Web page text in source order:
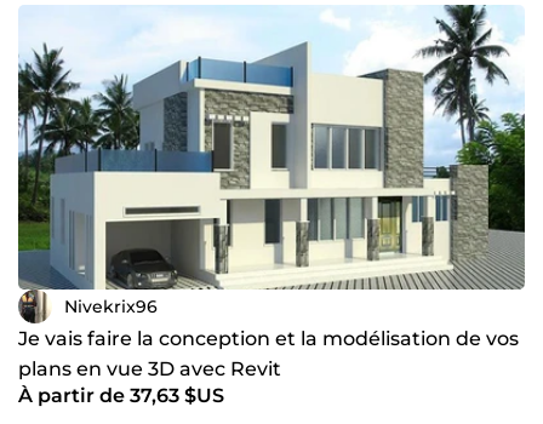
? Fournir un travail de qualité, alliant précision, innovation
et efficacité. 📩 Contactez-moi pour donner vie à vos projets
électriques avec expertise et professionnalisme.
Nivekrix96
Je vais faire la conception et la modélisation de vos
plans en vue 3D avec Revit
À partir de 37,63 $US